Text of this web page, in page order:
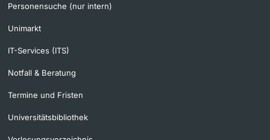
Personensuche (nur intern)
Unimarkt
IT-Services (ITS)
Notfall & Beratung
Termine und Fristen
Universitätsbibliothek